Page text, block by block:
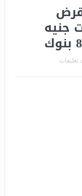
جنيه
تعليقات